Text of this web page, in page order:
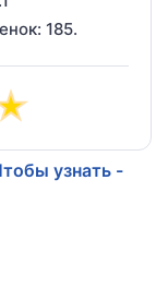
185.
узнать -